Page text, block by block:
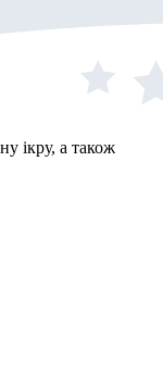
ікру, а також